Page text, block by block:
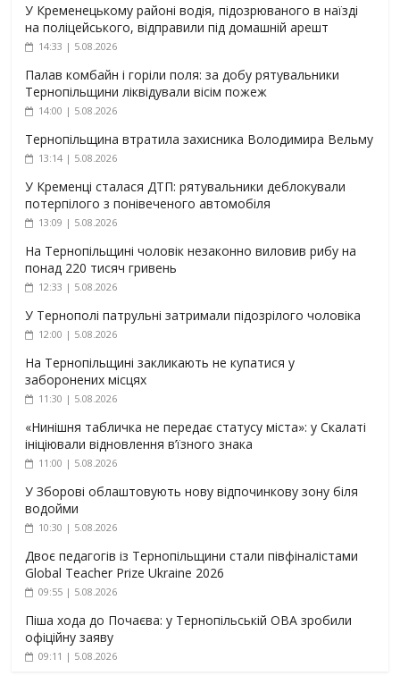
У Кременецькому районі водія, підозрюваного в наїзді
на поліцейського, відправили під домашній арешт
14:33 | 5.08.2026
Палав комбайн і горіли поля: за добу рятувальники
Тернопільщини ліквідували вісім пожеж
14:00 | 5.08.2026
Тернопільщина втратила захисника Володимира Вельму
13:14 | 5.08.2026
У Кременці сталася ДТП: рятувальники деблокували
потерпілого з понівеченого автомобіля
13:09 | 5.08.2026
На Тернопільщині чоловік незаконно виловив рибу на
понад 220 тисяч гривень
12:33 | 5.08.2026
У Тернополі патрульні затримали підозрілого чоловіка
12:00 | 5.08.2026
На Тернопільщині закликають не купатися у
заборонених місцях
11:30 | 5.08.2026
«Нинішня табличка не передає статусу міста»: у Скалаті
ініціювали відновлення в’їзного знака
11:00 | 5.08.2026
У Зборові облаштовують нову відпочинкову зону біля
водойми
10:30 | 5.08.2026
Двоє педагогів із Тернопільщини стали півфіналістами
Global Teacher Prize Ukraine 2026
09:55 | 5.08.2026
Піша хода до Почаєва: у Тернопільській ОВА зробили
офіційну заяву
09:11 | 5.08.2026